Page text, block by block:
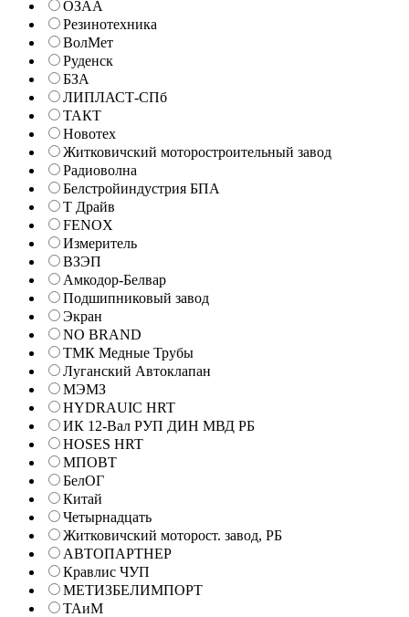
ОЗАА
Резинотехника
ВолМет
Руденск
БЗА
ЛИПЛАСТ-СПб
ТАКТ
Новотех
Житковичский моторостроительный завод
Радиоволна
Белстройиндустрия БПА
Т Драйв
FENOX
Измеритель
ВЗЭП
Амкодор-Белвар
Подшипниковый завод
Экран
NO BRAND
ТМК Медные Трубы
Луганский Автоклапан
МЭМЗ
HYDRAUIC HRT
ИК 12-Вал РУП ДИН МВД РБ
HOSES HRT
МПОВТ
БелОГ
Китай
Четырнадцать
Житковичский моторост. завод, РБ
АВТОПАРТНЕР
Кравлис ЧУП
МЕТИЗБЕЛИМПОРТ
ТАиМ